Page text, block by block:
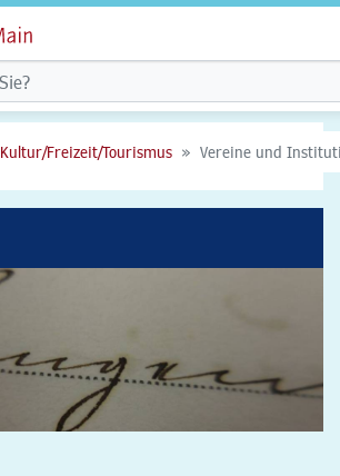
Kultur/Freizeit/Tourismus Vereine und